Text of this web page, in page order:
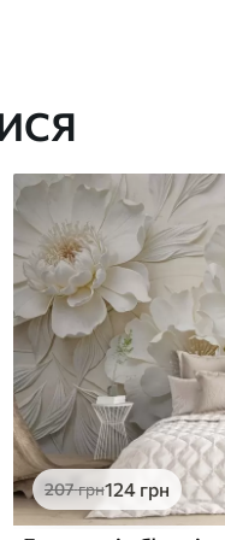
207грн124 грн